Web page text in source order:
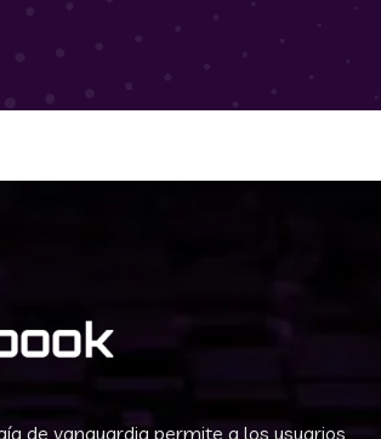
de vanguardia permite a los usuarios